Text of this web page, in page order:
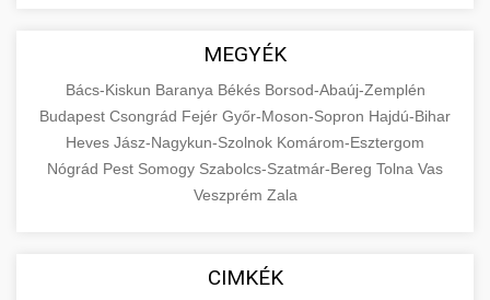
MEGYÉK
Bács-Kiskun Baranya Békés Borsod-Abaúj-Zemplén
Budapest Csongrád Fejér Győr-Moson-Sopron Hajdú-Bihar
Heves Jász-Nagykun-Szolnok Komárom-Esztergom
Nógrád Pest Somogy Szabolcs-Szatmár-Bereg Tolna Vas
Veszprém Zala
CIMKÉK